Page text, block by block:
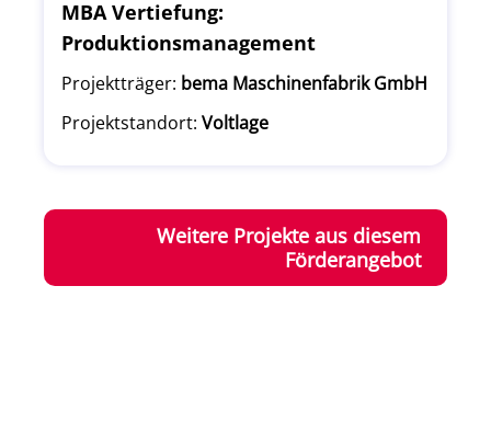
MBA Vertiefung:
Produktionsmanagement
Projektträger: bema Maschinenfabrik GmbH
Projektstandort: Voltlage
Weitere Projekte aus diesem
Förderangebot